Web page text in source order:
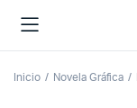
Inicio Novela Gráfica